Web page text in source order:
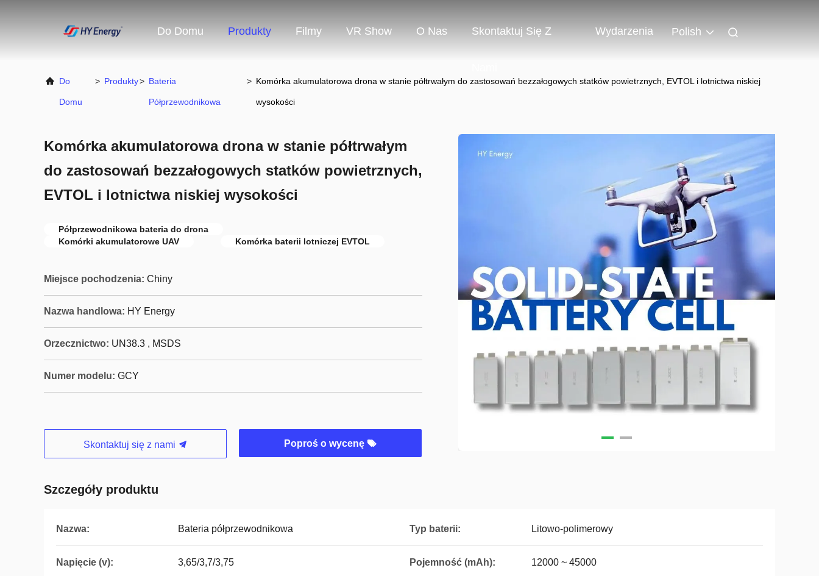
Do Domu Produkty Filmy VR Show O Nas Skontaktuj Się Z Wydarzenia Polish
Do
Domu
> Produkty> Bateria
Półprzewodnikowa
> Komórka akumulatorowa drona w stanie półtrwałym do zastosowań bezzałogowych statków powietrznych, EVTOL i lotnictwa niskiej
wysokości
Komórka akumulatorowa drona w stanie półtrwałym
do zastosowań bezzałogowych statków powietrznych,
EVTOL i lotnictwa niskiej wysokości
Półprzewodnikowa bateria do drona
Komórki akumulatorowe UAV
Komórka baterii lotniczej EVTOL
Miejsce pochodzenia: Chiny
Nazwa handlowa: HY Energy
Orzecznictwo: UN38.3 , MSDS
Numer modelu: GCY
Skontaktuj się z nami Poproś o wycenę
Szczegóły produktu
Nazwa: Bateria półprzewodnikowa Typ baterii: Litowo-polimerowy
Napięcie (v): 3,65/3,7/3,75 Pojemność (mAh): 12000 ~ 45000